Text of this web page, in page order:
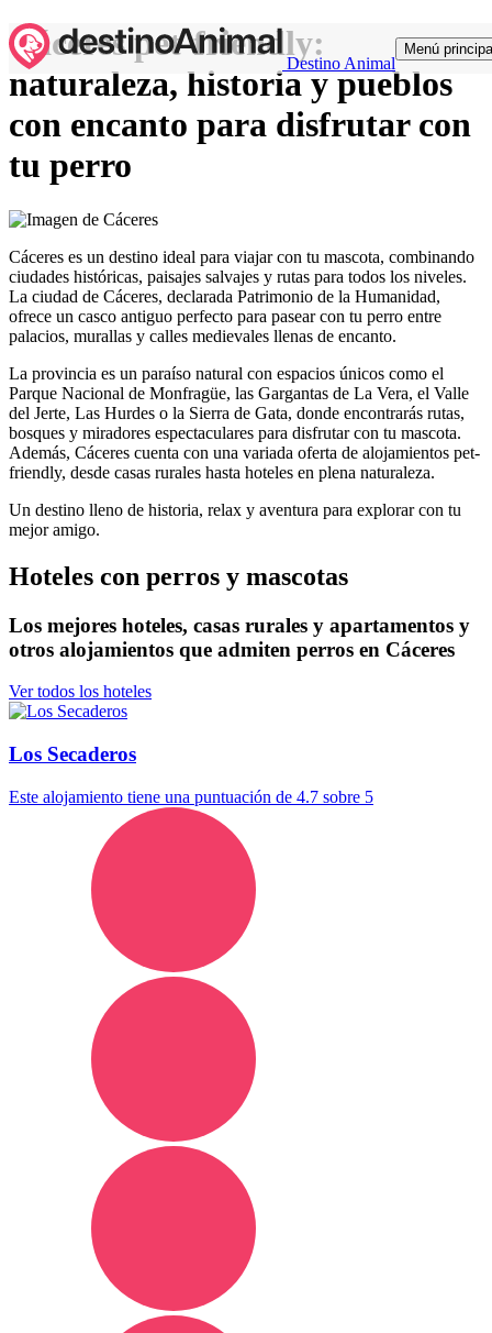
Destino Animal
Menú
Cáceres pet-friendly:
naturaleza, historia y pueblos
con encanto para disfrutar con
tu perro
Cáceres es un destino ideal para viajar con tu mascota, combinando
ciudades históricas, paisajes salvajes y rutas para todos los niveles.
La ciudad de Cáceres, declarada Patrimonio de la Humanidad,
ofrece un casco antiguo perfecto para pasear con tu perro entre
palacios, murallas y calles medievales llenas de encanto.
La provincia es un paraíso natural con espacios únicos como el
Parque Nacional de Monfragüe, las Gargantas de La Vera, el Valle
del Jerte, Las Hurdes o la Sierra de Gata, donde encontrarás rutas,
bosques y miradores espectaculares para disfrutar con tu mascota.
Además, Cáceres cuenta con una variada oferta de alojamientos pet-
friendly, desde casas rurales hasta hoteles en plena naturaleza.
Un destino lleno de historia, relax y aventura para explorar con tu
mejor amigo.
Hoteles con perros y mascotas
Los mejores hoteles, casas rurales y apartamentos y
otros alojamientos que admiten perros en Cáceres
Ver todos los hoteles
Los Secaderos
Este alojamiento tiene una puntuación de 4.7 sobre 5